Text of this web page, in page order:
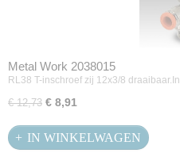
Metal Work 2038015
RL38 T-inschroef zij 12x3/8
€ 12,73 € 8,91
IN WINKELWAGEN